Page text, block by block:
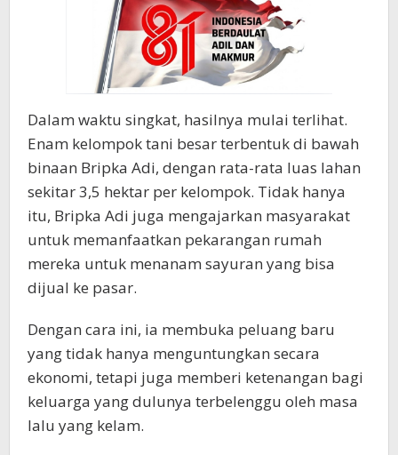
Dalam waktu singkat, hasilnya mulai terlihat.
Enam kelompok tani besar terbentuk di bawah
binaan Bripka Adi, dengan rata-rata luas lahan
sekitar 3,5 hektar per kelompok. Tidak hanya
itu, Bripka Adi juga mengajarkan masyarakat
untuk memanfaatkan pekarangan rumah
mereka untuk menanam sayuran yang bisa
dijual ke pasar.
Dengan cara ini, ia membuka peluang baru
yang tidak hanya menguntungkan secara
ekonomi, tetapi juga memberi ketenangan bagi
keluarga yang dulunya terbelenggu oleh masa
lalu yang kelam.